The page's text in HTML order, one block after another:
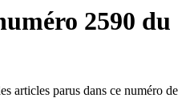
2590 du
articles parus dans ce numéro de